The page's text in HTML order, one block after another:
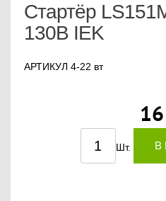
Стартёр
130В IEK
АРТИКУЛ 4-22 вт
16
Шт. В